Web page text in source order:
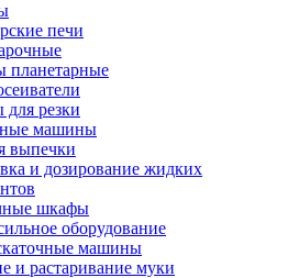
печи
планетарные
резки
машины
выпечки
и дозирование жидких
шкафы
оборудование
машины
и растаривание муки